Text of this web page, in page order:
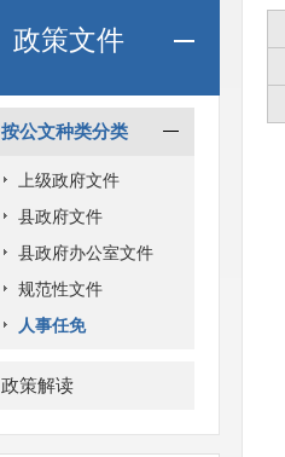
政策文件
按公文种类分类
上级政府文件
县政府文件
县政府办公室文件
规范性文件
人事任免
政策解读